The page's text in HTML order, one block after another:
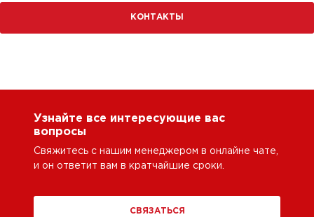
КОНТАКТЫ
Узнайте все интересующие вас
вопросы
Свяжитесь с нашим менеджером в онлайне чате,
и он ответит вам в кратчайшие сроки.
СВЯЗАТЬСЯ